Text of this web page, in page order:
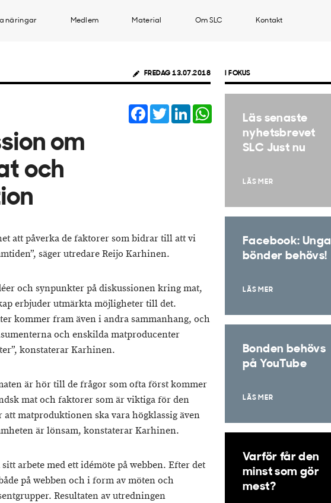
näringar Medlem Material Om SLC Kontakt
FREDAG 13.07.2018
om
och
Facebook
TwitterLinkedIn
att påverka de faktorer som bidrar till att vi
säger utredare Reijo Karhinen.
och synpunkter på diskussionen kring mat,
erbjuder utmärkta möjligheter till det.
kommer fram även i andra sammanhang, och
och enskilda matproducenter
konstaterar Karhinen.
är hör till de frågor som ofta först kommer
mat och faktorer som är viktiga för den
matproduktionen ska vara högklassig även
är lönsam, konstaterar Karhinen.
arbete med ett idémöte på webben. Efter det
på webben och i form av möten och
Resultaten av utredningen
I FOKUS
Läs senaste
nyhetsbrevet
SLC Just nu
LÄS MER
Facebook: Unga
bönder behövs!
LÄS MER
Bonden behövs
på YouTube
LÄS MER
Varför får den
minst som gör
mest?